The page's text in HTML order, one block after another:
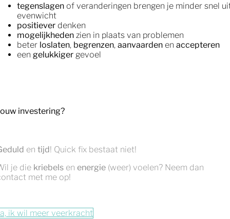
tegenslagen of veranderingen brengen je minder snel
evenwicht
positiever denken
mogelijkheden zien in plaats van problemen
beter loslaten, begrenzen, aanvaarden en accepteren
een gelukkiger gevoel
investering?
en tijd! Quick fix bestaat niet!
je die kriebels en energie (weer) voelen? Neem dan
met me op!
ik wil meer veerkracht